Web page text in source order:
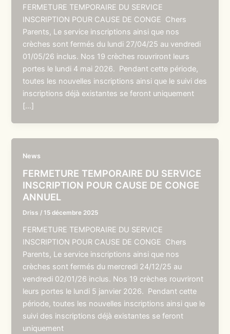
FERMETURE TEMPORAIRE DU SERVICE
INSCRIPTION POUR CAUSE DE CONGE Chers
Parents, Le service inscriptions ainsi que nos
crèches sont fermés du lundi 27/04/25 au vendredi
01/05/26 inclus. Nos 19 crèches rouvriront leurs
portes le lundi 4 mai 2026. Pendant cette période,
toutes les nouvelles inscriptions ainsi que le suivi des
inscriptions déjà existantes se feront uniquement
[…]
News
FERMETURE TEMPORAIRE DU SERVICE
INSCRIPTION POUR CAUSE DE CONGE
ANNUEL
Driss /15 décembre 2025
FERMETURE TEMPORAIRE DU SERVICE
INSCRIPTION POUR CAUSE DE CONGE Chers
Parents, Le service inscriptions ainsi que nos
crèches sont fermés du mercredi 24/12/25 au
vendredi 02/01/26 inclus. Nos 19 crèches rouvriront
leurs portes le lundi 5 janvier 2026. Pendant cette
période, toutes les nouvelles inscriptions ainsi que le
suivi des inscriptions déjà existantes se feront
uniquement